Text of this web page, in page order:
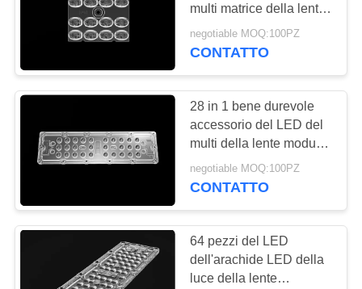
FABBRICA
CONTROLLO
DELLA
QUALITÀ
NOTIZIE
multi matrice della lente
per i corredi di modifica
del LED
negotiable MOQ:100PZ
CONTATTO
28 in 1 bene durevole
accessorio del LED del
multi della lente modulo
verticale del PWB per la
lampada della strada
negotiable MOQ:100PZ
CONTATTO
64 pezzi del LED
dell'arachide LED della
luce della lente